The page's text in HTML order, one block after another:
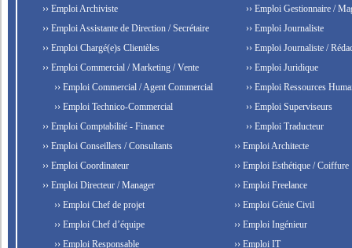
›› Emploi Archiviste
›› Emploi Assistante de Direction / Secrétaire
›› Emploi Chargé(e)s Clientèles
›› Emploi Commercial / Marketing / Vente
›› Emploi Commercial / Agent Commercial
›› Emploi Technico-Commercial
›› Emploi Comptabilité - Finance
›› Emploi Conseillers / Consultants
›› Emploi Coordinateur
›› Emploi Directeur / Manager
›› Emploi Chef de projet
›› Emploi Chef d’équipe
›› Emploi Responsable
›› Emploi Gestionnaire /
›› Emploi Journaliste
›› Emploi Journaliste /
›› Emploi Juridique
›› Emploi Ressources
›› Emploi Superviseurs
›› Emploi Traducteur
›› Emploi Architecte
›› Emploi Esthétique / Coiffure
›› Emploi Freelance
›› Emploi Génie Civil
›› Emploi Ingénieur
›› Emploi IT